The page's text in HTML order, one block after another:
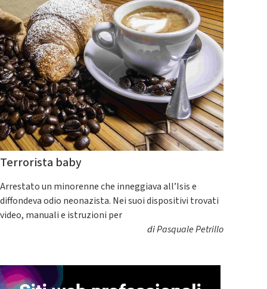
Terrorista baby
Arrestato un minorenne che inneggiava all’Isis e
diffondeva odio neonazista. Nei suoi dispositivi trovati
video, manuali e istruzioni per
diPasquale Petrillo